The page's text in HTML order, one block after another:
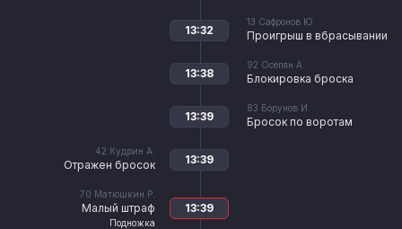
13 Сафронов Ю.
Проигрыш в вбрасывании
13:32
92 Осепян А.
Блокировка броска
13:38
83 Борунов И.
Бросок по воротам
13:39
42 Кудрин А.
Отражен бросок 13:39
70 Матюшкин Р.
Малый штраф
Подножка
13:39